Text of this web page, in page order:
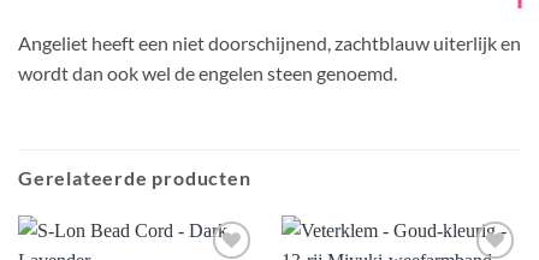
Angeliet heeft een niet doorschijnend, zachtblauw uiterlijk en
wordt dan ook wel de engelen steen genoemd.
Gerelateerde producten